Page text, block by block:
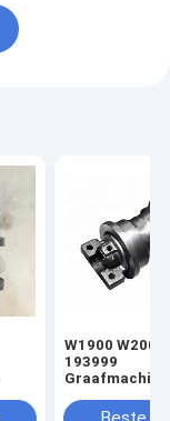
W1900
193999
Graafmachine
00015 20Y-